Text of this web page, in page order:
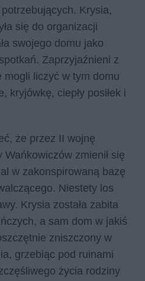
Krysia,
się do organizacji
swojego domu jako
Zaprzyjaźnieni z
mogli liczyć w tym domu
kryjówkę, ciepły posiłek i
że przez II wojnę
zmienił się
w zakonspirowaną bazę
Niestety los
Krysia została zabita
a sam dom w jakiś
zniszczony w
grzebiąc pod ruinami
życia rodziny